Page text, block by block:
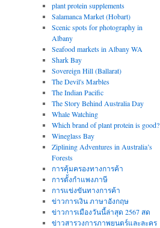
plant protein supplements
Salamanca Market (Hobart)
Scenic spots for photography in
Albany
Seafood markets in Albany WA
Shark Bay
Sovereign Hill (Ballarat)
The Devil's Marbles
The Indian Pacific
The Story Behind Australia Day
Whale Watching
Which brand of plant protein is good?
Wineglass Bay
Ziplining Adventures in Australia’s
Forests
การคุ้มครองทางการค้า
การตั้งกำแพงภาษี
การแข่งขันทางการค้า
ข่าวการเงิน ภาษาอังกฤษ
ข่าวการเมืองวันนี้ล่าสุด 2567 สด
ข่าวสารวงการภาพยนตร์และละคร